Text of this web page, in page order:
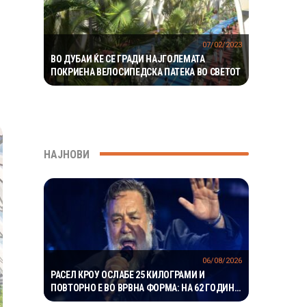
ВО ДУБАИ ЌЕ СЕ ГРАДИ НАЈГОЛЕМАТА
ПОКРИЕНА ВЕЛОСИПЕДСКА ПАТЕКА ВО СВЕТОТ
07/02/2023
НАЈНОВИ
РАСЕЛ КРОУ ОСЛАБЕ 25 КИЛОГРАМИ И
ПОВТОРНО Е ВО ВРВНА ФОРМА: НА 62 ГОДИНИ
ГО ВООДУШЕВИ ИЗГЛЕДОТ
06/08/2026